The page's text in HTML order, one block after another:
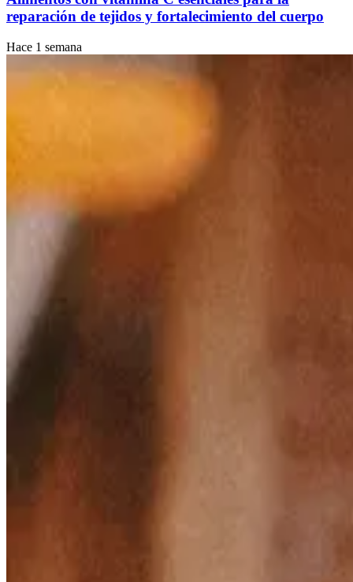
reparación de tejidos y fortalecimiento del cuerpo
Hace 1 semana